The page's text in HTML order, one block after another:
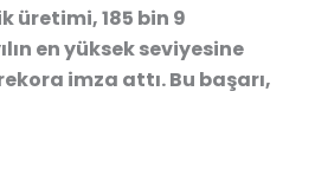
üretimi, 185 bin 9
en yüksek seviyesine
imza attı. Bu başarı,